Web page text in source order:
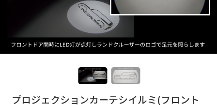
プロジェクションカーテシイルミ(フロント